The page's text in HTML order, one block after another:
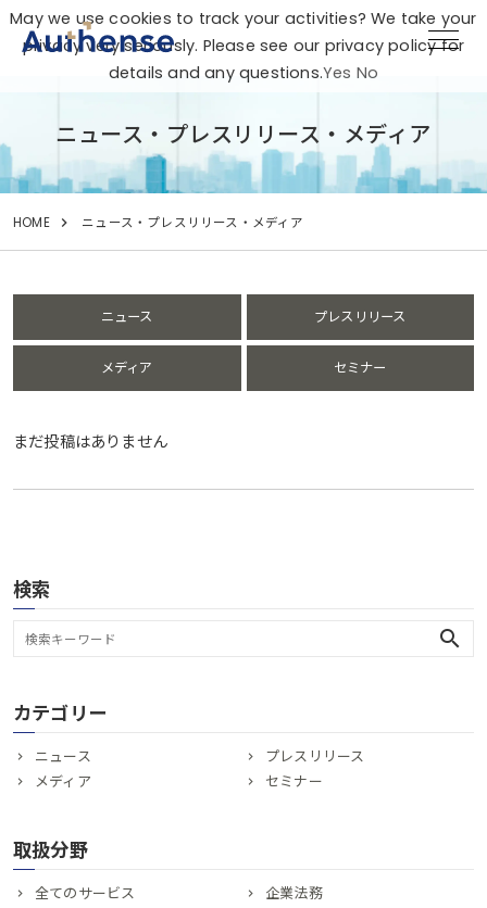
ニュース・プレスリリース・メディア
HOME ニュース・プレスリリース・メディア
ニュース プレスリリース
メディア セミナー
まだ投稿はありません
検索
search
カテゴリー
ニュース
プレスリリース
メディア
セミナー
取扱分野
全てのサービス
企業法務
May we use cookies to track your activities? We take your
privacy very seriously. Please see our privacy policy for
details and any questions.Yes No